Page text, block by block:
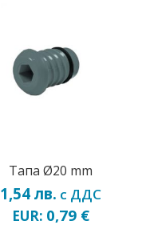
Тапа Ø20 mm
1,54лв. с ДДС
EUR: 0,79 €